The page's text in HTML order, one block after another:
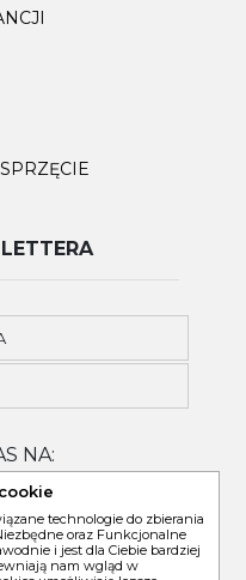
NA:
technologie do zbierania
oraz Funkcjonalne
i jest dla Ciebie bardziej
nam wgląd w